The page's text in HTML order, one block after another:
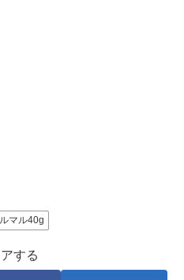
マル40g
する